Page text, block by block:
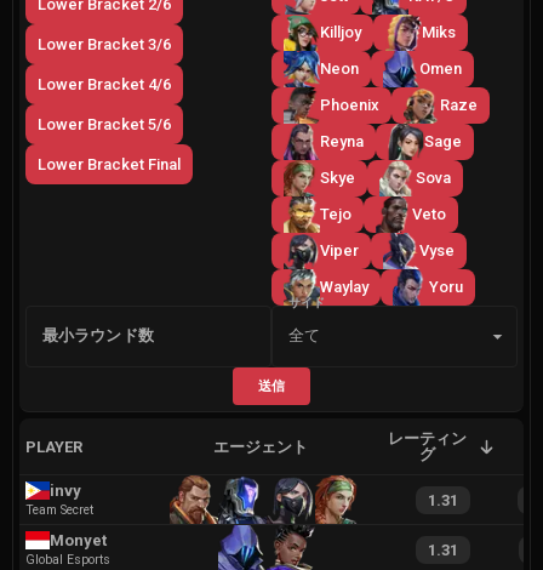
Lower Bracket 2/6
Lower Bracket 3/6
Lower Bracket 4/6
Lower Bracket 5/6
Lower Bracket Final
Killjoy
Miks
Neon
Omen
Phoenix
Raze
Reyna
Sage
Skye
Sova
Tejo
Veto
Viper
Vyse
Waylay
Yoru
最小ラウンド数
サイド
全て
送信
PLAYER エージェント
レーティン
グ
invy
Team Secret
1.31
Monyet
Global Esports
1.31